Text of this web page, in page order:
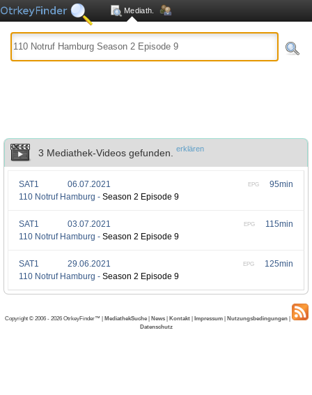
Mediath.
3 Mediathek-Videos gefunden. erklären
95min
EPG
SAT1
06.07.2021
110 Notruf Hamburg - Season 2 Episode 9
115min
EPG
SAT1
03.07.2021
110 Notruf Hamburg - Season 2 Episode 9
125min
EPG
SAT1
29.06.2021
110 Notruf Hamburg - Season 2 Episode 9
Copyright © 2006 - 2026 OtrkeyFinder™ | MediathekSuche | News | Kontakt | Impressum | Nutzungsbedingungen |
Datenschutz